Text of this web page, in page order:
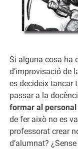
Si alguna cosa ha
d’improvisació de
es decideix tancar
passar a la
formar al
de fer això no es
professorat crear
d’alumnat?